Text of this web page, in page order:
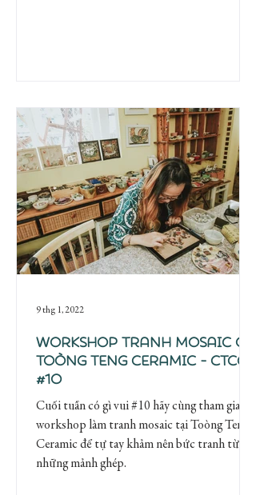
Workshop tranh Mosaic ở
Toòng teng ceramic - CTCGV
#10
Cuối tuần có gì vui #10 hãy cùng tham gia
workshop làm tranh mosaic tại Toòng Teng
Ceramic để tự tay khảm nên bức tranh từ
những mảnh ghép.
9 thg 1, 2022